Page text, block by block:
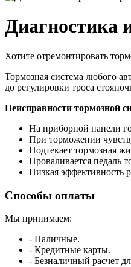
Диагностика
Хотите отремонтировать
Тормозная система любого
до регулировки троса
Неисправности тормозной
На приборной панели
При торможении
Подтекает тормозная
Проваливается педаль
Низкая эффективность
Способы оплаты
Мы принимаем:
- Наличные.
- Кредитные карты.
- Безналичный расчет